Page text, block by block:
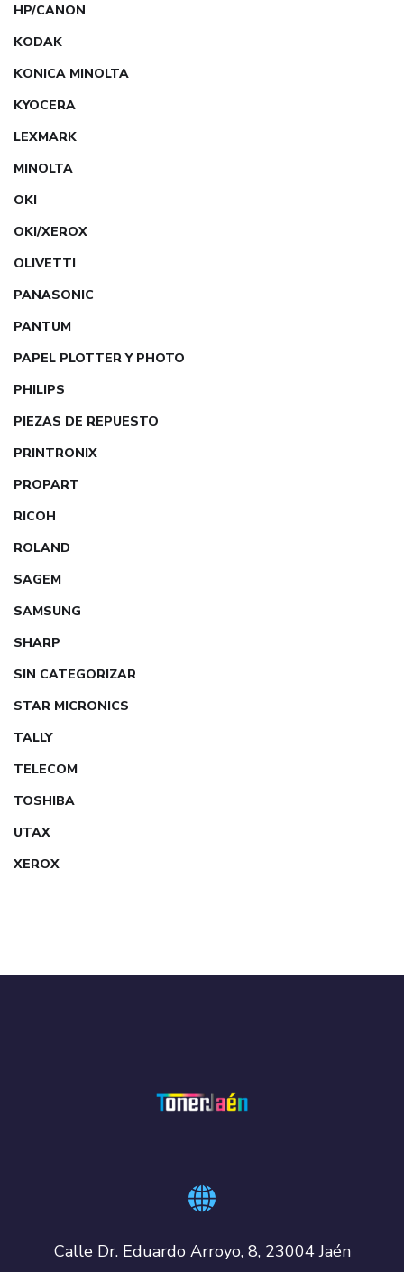
HP/CANON
KODAK
KONICA MINOLTA
KYOCERA
LEXMARK
MINOLTA
OKI
OKI/XEROX
OLIVETTI
PANASONIC
PANTUM
PAPEL PLOTTER Y PHOTO
PHILIPS
PIEZAS DE REPUESTO
PRINTRONIX
PROPART
RICOH
ROLAND
SAGEM
SAMSUNG
SHARP
SIN CATEGORIZAR
STAR MICRONICS
TALLY
TELECOM
TOSHIBA
UTAX
XEROX
Calle Dr. Eduardo Arroyo, 8, 23004 Jaén